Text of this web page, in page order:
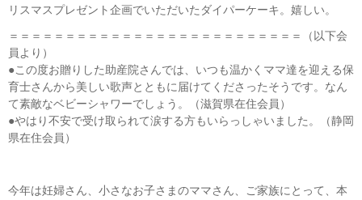
リスマスプレゼント企画でいただいたダイパーケーキ。嬉しい。
＝＝＝＝＝＝＝＝＝＝＝＝＝＝＝＝＝＝＝＝＝＝＝＝＝＝（以下会
員より）
●この度お贈りした助産院さんでは、いつも温かくママ達を迎える保
育士さんから美しい歌声とともに届けてくださったそうです。なん
て素敵なベビーシャワーでしょう。（滋賀県在住会員）
●やはり不安で受け取られて涙する方もいらっしゃいました。（静岡
県在住会員）
今年は妊婦さん、小さなお子さまのママさん、ご家族にとって、本